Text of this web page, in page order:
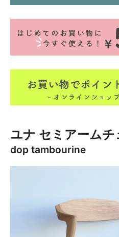
ユナ セミアームチ
dop tambourine